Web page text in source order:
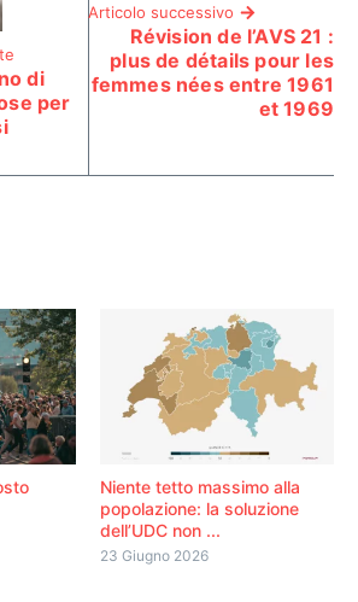
di
per
Articolo successivo
Révision de l’AVS 21 :
plus de détails pour les
femmes nées entre 1961
et 1969
Niente tetto massimo alla
popolazione: la soluzione
dell’UDC non ...
23 Giugno 2026